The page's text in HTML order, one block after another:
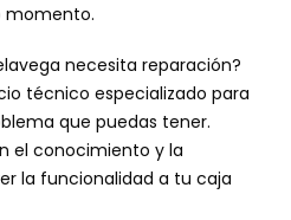
necesita reparación?
técnico especializado para
que puedas tener.
el conocimiento y la
la funcionalidad a tu caja